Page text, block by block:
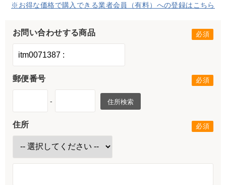
※お得な価格で購入できる業者会員（有料）への登録はこちら
お問い合わせする商品
郵便番号
- 住所検索
住所